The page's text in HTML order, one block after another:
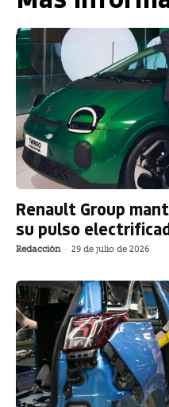
Renault Group
su pulso
Redacción - 29 de julio de 2026